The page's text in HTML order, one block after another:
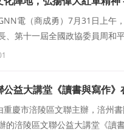
入書院調研并參加座談會
電（商成勇）7月31日上午
、第十一屆全國政協委員周和
林大學原校長、著名新能源專家
公益大講堂《讀書與寫作
重慶市涪陵區文聯主辦，涪州
的涪陵區文聯公益大講堂《讀